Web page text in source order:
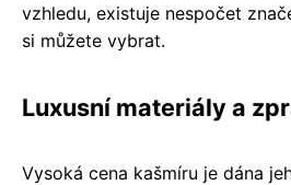
vzhledu, existuje nespočet
si můžete vybrat.
Luxusní materiály a
Vysoká cena kašmíru je dána